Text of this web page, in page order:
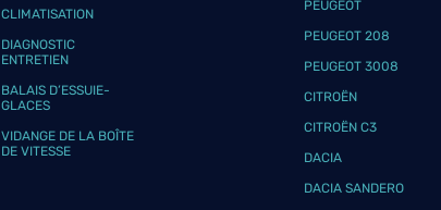
CLIMATISATION
DIAGNOSTIC
ENTRETIEN
BALAIS D’ESSUIE-
GLACES
VIDANGE DE LA BOÎTE
DE VITESSE
PEUGEOT
PEUGEOT 208
PEUGEOT 3008
CITROËN
CITROËN C3
DACIA
DACIA SANDERO